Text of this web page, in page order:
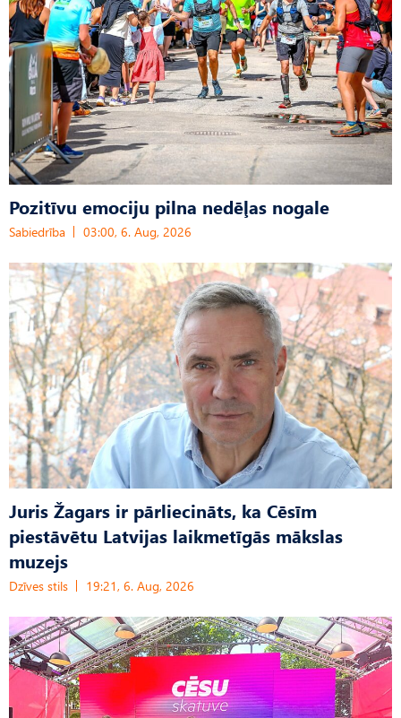
Pozitīvu emociju pilna nedēļas nogale
Sabiedrība 03:00, 6. Aug, 2026
Juris Žagars ir pārliecināts, ka Cēsīm
piestāvētu Latvijas laikmetīgās mākslas
muzejs
Dzīves stils 19:21, 6. Aug, 2026